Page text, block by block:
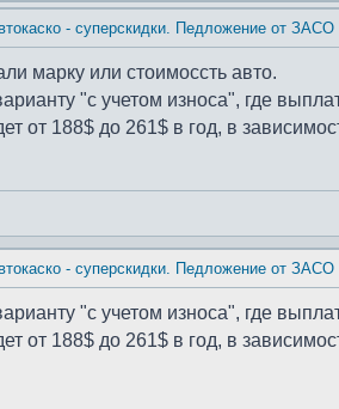
- суперскидки. Педложение от
марку или стоимоссть авто.
"с учетом износа", где
от 188$ до 261$ в год, в
- суперскидки. Педложение от
"с учетом износа", где
от 188$ до 261$ в год, в